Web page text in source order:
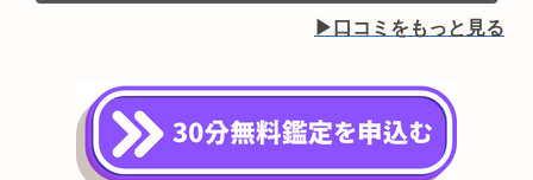
▶︎口コミをもっと見る